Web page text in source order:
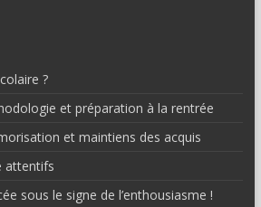
?
et préparation à la rentrée
et maintiens des acquis
attentifs
sous le signe de l’enthousiasme !